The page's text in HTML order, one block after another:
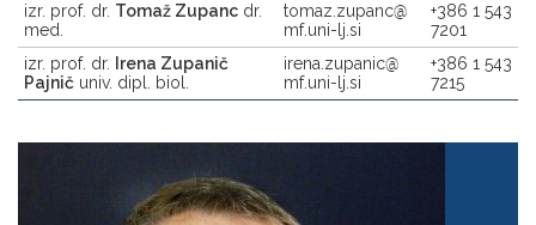
izr. prof. dr. Tomaž Zupanc dr.
med.
tomaz.zupanc
mf.uni-lj.si
+386 1 543
7201
izr. prof. dr.
Irena Zupanič
Pajnič univ. dipl. biol.
irena.zupanic
mf.uni-lj.si
+386 1 543
7215